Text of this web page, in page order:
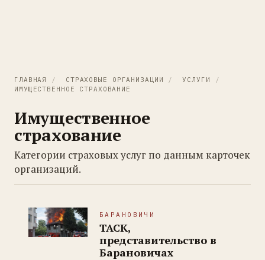
ГЛАВНАЯ / СТРАХОВЫЕ ОРГАНИЗАЦИИ / УСЛУГИ
/
ИМУЩЕСТВЕННОЕ СТРАХОВАНИЕ
Имущественное
страхование
Категории страховых услуг по данным карточек
организаций.
БАРАНОВИЧИ
ТАСК,
представительство в
Барановичах